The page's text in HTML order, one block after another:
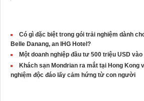
Có gì đặc biệt trong gói trải nghiệm dành
Belle Danang, an IHG Hotel?
Một doanh nghiệp đầu tư 500 triệu USD
Khách sạn Mondrian ra mắt tại Hong Kong
nghiệm độc đáo lấy cảm hứng từ con người